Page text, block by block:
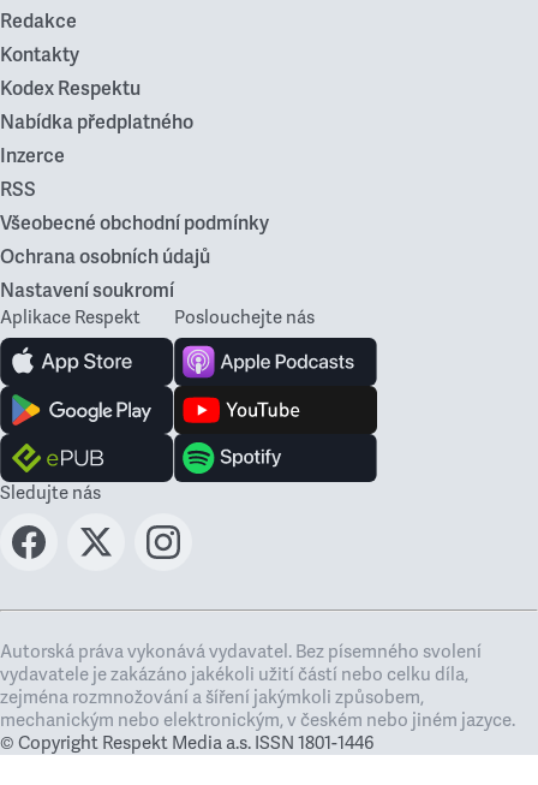
Redakce
Kontakty
Kodex Respektu
Nabídka předplatného
Inzerce
RSS
Všeobecné obchodní podmínky
Ochrana osobních údajů
Nastavení soukromí
Aplikace Respekt Poslouchejte nás
Sledujte nás
Autorská práva vykonává vydavatel. Bez písemného svolení
vydavatele je zakázáno jakékoli užití částí nebo celku díla,
zejména rozmnožování a šíření jakýmkoli způsobem,
mechanickým nebo elektronickým, v českém nebo jiném jazyce.
© Copyright Respekt Media a.s. ISSN 1801-1446